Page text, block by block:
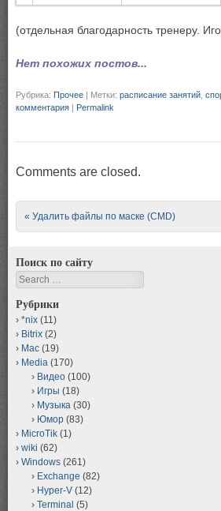
(отдельная благодарность тренеру.
Нет похожих постов...
Рубрика: Прочее | Метки: расписание занятий
комментария | Permalink
Comments are closed.
Post navigation
« Удалить файлы по маске (CMD)
Поиск по сайту
Search
Рубрики
*nix (11)
Bitrix (2)
Mac (19)
Media (170)
Видео (100)
Игры (18)
Музыка (30)
Юмор (83)
MicroTik (1)
wiki (62)
Windows (261)
Exchange (82)
Hyper-V (12)
Terminal (5)